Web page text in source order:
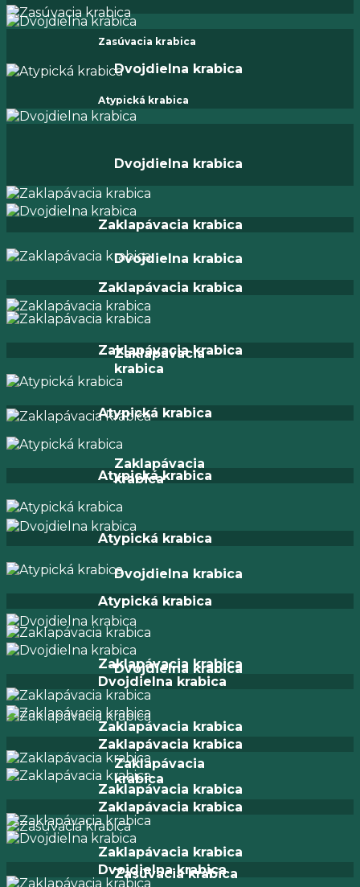
Zasúvacia krabica
Atypická krabica
Dvojdielna krabica
Dvojdielna krabica
Dvojdielna krabica
Zaklapávacia
krabica
Zaklapávacia
krabica
Dvojdielna krabica
Dvojdielna krabica
Zaklapávacia
krabica
Zasúvacia krabica
Zaklapávacia krabica
Zaklapávacia krabica
Zaklapávacia krabica
Atypická krabica
Atypická krabica
Atypická krabica
Atypická krabica
Zaklapávacia krabica
Zaklapávacia krabica
Zaklapávacia krabica
Zaklapávacia krabica
Dvojdielna krabica
Zaklapávacia krabica
Zaklapávacia krabica
Dvojdielna krabica